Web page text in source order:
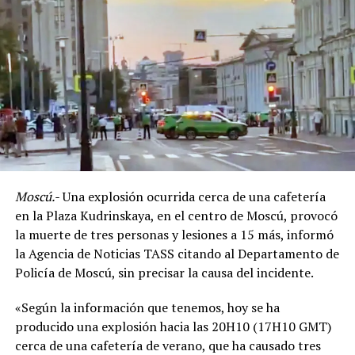
vivienda y localizaron el frigorífico; al inspeccionarlo,
hallaron el cadáver.
El hombre sedeclaró culpable de impedir un entierro
digno y legal y de dos cargos de fraude, por lo que fue
condenado a dos años de cárcel.
ADVERTISEMENT
Con Información Tomada de EL HERALDO DE SALTILLO
Moscú.-Una explosión ocurrida cerca de una cafetería
en la Plaza Kudrinskaya, en el centro de Moscú, provocó
la muerte de tres personas y lesiones a 15 más, informó
la Agencia de Noticias TASS citando al Departamento de
Policía de Moscú, sin precisar la causa del incidente.
«Según la información que tenemos, hoy se ha
producido una explosión hacia las 20H10 (17H10 GMT)
cerca de una cafetería de verano, que ha causado tres